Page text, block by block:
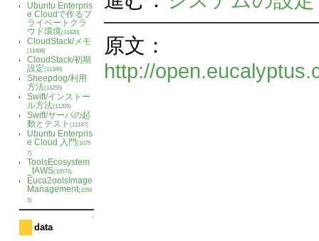
Ubuntu Enterpris
e Cloudで作るプ
ライベートクラ
ウド環境(11820)
CloudStack/メモ
(11408)
CloudStack/初期
設定(11346)
Sheepdog/利用
方法(11255)
Swift/インストー
ル方法(11205)
Swift/サーバの起
動とテスト(11197)
Ubuntu Enterpris
e Cloud 入門(1075
7)
ToolsEcosystem
_tAWS(10574)
Euca2oolsImage
Management(1056
5)
↑
data
原文：
http://